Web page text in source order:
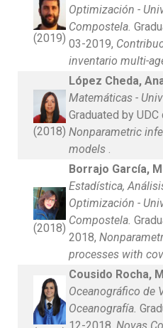
(2019)
Optimización -
Compostela.
03-2019,
inventario multi-
(2018)
López Cheda,
Matemáticas -
Graduated by
Nonparametric
models .
(2018)
Borrajo García,
Estadística,
Optimización -
Compostela.
2018,
processes with
Cousido Rocha,
Oceanográfico de
Oceanografía.